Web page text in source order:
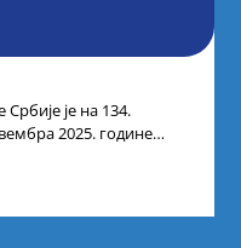
је на 134.
2025. године